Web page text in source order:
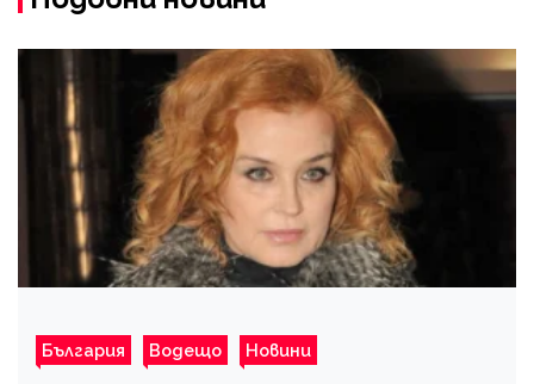
България Водещо Новини